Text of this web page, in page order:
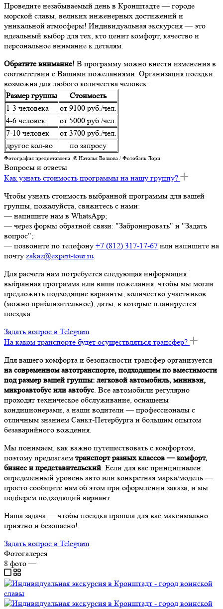
Проведите незабываемый день в Кронштадте — городе
морской славы, великих инженерных достижений и
уникальной атмосферы! Индивидуальная экскурсия — это
идеальный выбор для тех, кто ценит комфорт, качество и
персональное внимание к деталям.
Обратите внимание! В программу можно внести изменения в
соответствии с Вашими пожеланиями. Организация поездки
возможна для любого количества человек.
Размер группы
Стоимость
1-3 человека
от 9100 руб./чел.
4-6 человек
от 5000 руб./чел.
7-10 человек
от 3700 руб./чел.
другое кол-во
по запросу
Фотография предоставлена: © Наталья Волкова / Фотобанк Лори.
Вопросы и ответы
Как узнать стоимость программы на нашу группу?
Чтобы узнать стоимость выбранной программы для вашей
группы, пожалуйста, свяжитесь с нами:
— напишите нам в WhatsApp;
— через формы обратной связи: "Забронировать" и "Задать
вопрос";
— позвоните по телефону +7 (812) 317-17-67 или напишите на
почту zakaz@expert-tour.ru.
Для расчета нам потребуется следующая информация:
выбранная программа или ваши пожелания, чтобы мы могли
предложить подходящие варианты; количество участников
(можно приблизительное); даты, в которые планируется
поездка.
Задать вопрос в Telegram
На каком транспорте будет осуществляться трансфер?
Для вашего комфорта и безопасности трансфер организуется
на современном автотранспорте, подходящем по вместимости
под размер вашей группы: легковой автомобиль, минивэн,
микроавтобус или автобус. Все автомобили регулярно
проходят техническое обслуживание, оснащены
кондиционерами, а наши водители — профессионалы с
отличным знанием Санкт-Петербурга и большим опытом
безаварийного вождения.
Мы понимаем, как важно путешествовать с комфортом,
поэтому предлагаем транспорт разных классов — комфорт,
бизнес и представительский. Если для вас принципиален
определённый уровень авто или конкретная марка/модель —
просто сообщите нам об этом при оформлении заказа, и мы
подберём подходящий вариант.
Наша задача — чтобы поездка прошла для вас максимально
приятно и безопасно!
Задать вопрос в Telegram
Фотогалерея
8 фото—